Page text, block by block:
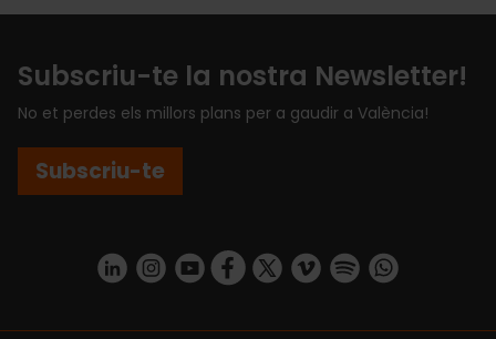
Subscriu-te la nostra Newsletter!
No et perdes els millors plans per a gaudir a València!
Subscriu-te
https://www.linkedin.com/company/turismo-valencia/mycompany/
https://www.instagram.com/visit_valencia/
https://www.youtube.com/user/
https://www.facebook.com/
https://twitter.com/
https://vimeo.com/
https://https://api.whatsapp.com/